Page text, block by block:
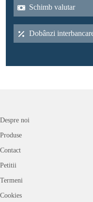
Schimb valutar
Dobânzi
Despre noi
Produse
Contact
Petitii
Termeni
Cookies